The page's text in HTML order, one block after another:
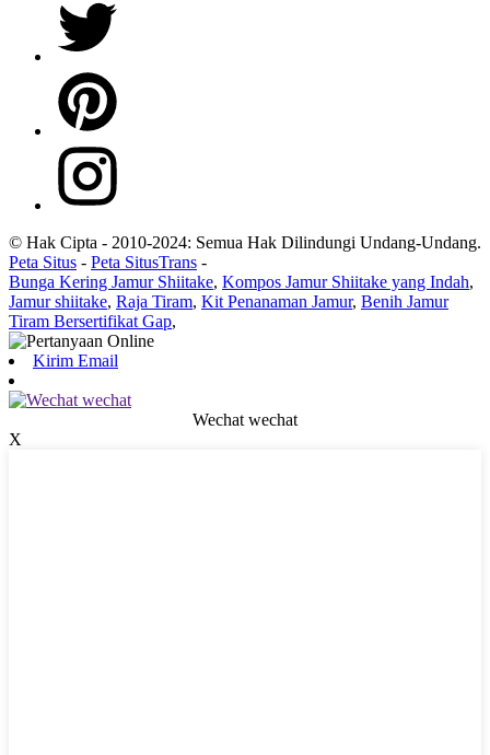
© Hak Cipta - 2010-2024: Semua Hak Dilindungi Undang-Undang.
Peta Situs - Peta SitusTrans -
Bunga Kering Jamur Shiitake, Kompos Jamur Shiitake yang Indah,
Jamur shiitake, Raja Tiram, Kit Penanaman Jamur, Benih Jamur
Tiram Bersertifikat Gap,
Kirim Email
Wechat wechat
X